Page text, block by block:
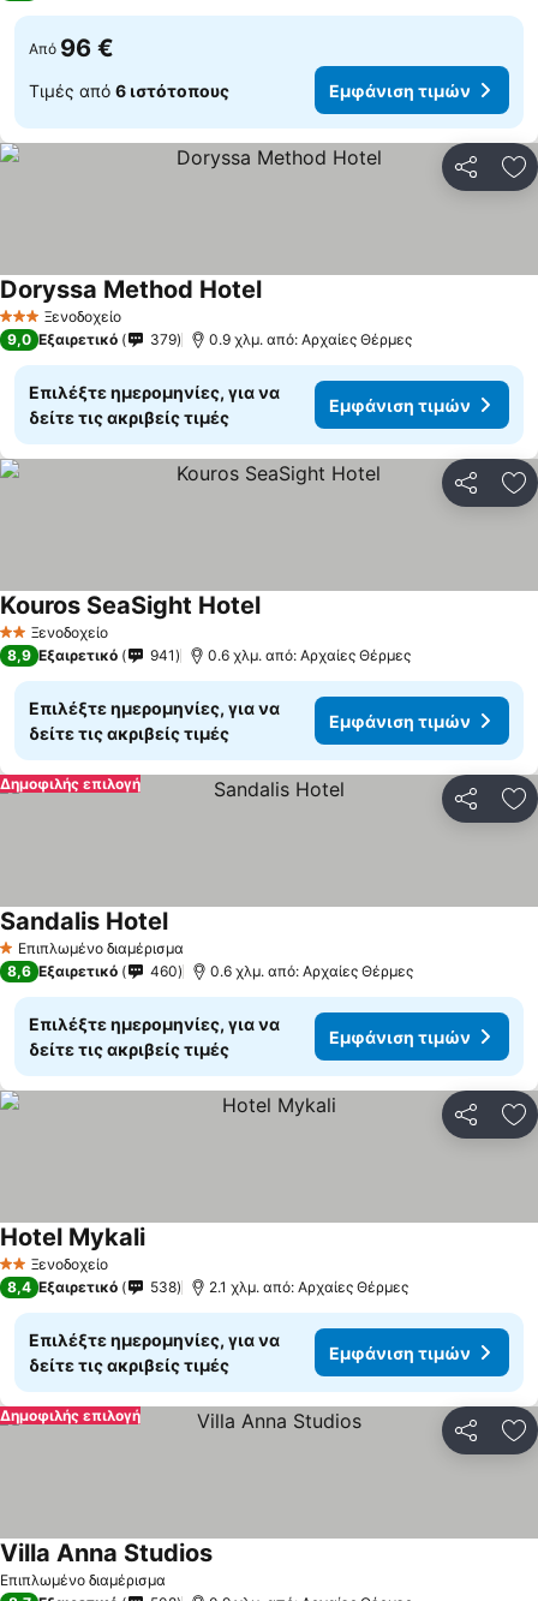
Από 96 €
Τιμές από 6 ιστότοπους Εμφάνιση τιμών
3 ΑστέριαΞενοδοχείο
Doryssa Method Hotel
9,0 Εξαιρετικό 379 0.9 χλμ. από: Αρχαίες Θέρμες
Επιλέξτε ημερομηνίες, για να
δείτε τις ακριβείς τιμές
Εμφάνιση τιμών
2 ΑστέριαΞενοδοχείο
Kouros SeaSight Hotel
8,9 Εξαιρετικό 941 0.6 χλμ. από: Αρχαίες Θέρμες
Επιλέξτε ημερομηνίες, για να
δείτε τις ακριβείς τιμές
Εμφάνιση τιμών
Δημοφιλής επιλογή
1 Αστέρια
Επιπλωμένο διαμέρισμα
Sandalis Hotel
8,6 Εξαιρετικό 460 0.6 χλμ. από: Αρχαίες Θέρμες
Επιλέξτε ημερομηνίες, για να
δείτε τις ακριβείς τιμές
Εμφάνιση τιμών
2 ΑστέριαΞενοδοχείο
Hotel Mykali
8,4 Εξαιρετικό 538 2.1 χλμ. από: Αρχαίες Θέρμες
Επιλέξτε ημερομηνίες, για να
δείτε τις ακριβείς τιμές
Εμφάνιση τιμών
Δημοφιλής επιλογή
Επιπλωμένο διαμέρισμα
Villa Anna Studios